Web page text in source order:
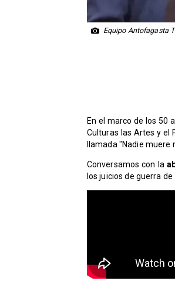
Equipo Antofagasta
En el marco de los 50
Culturas las Artes y el
llamada "Nadie
​Conversamos con la
los juicios de guerra de